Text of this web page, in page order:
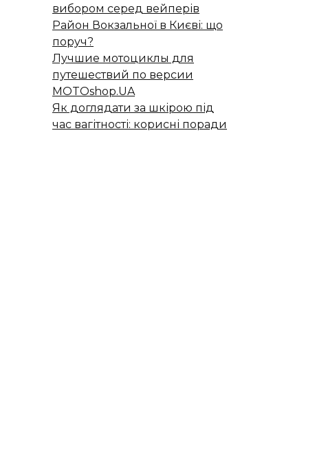
вибором серед вейперів
Район Вокзальної в Києві: що
поруч?
Лучшие мотоциклы для
путешествий по версии
MOTOshop.UA
Як доглядати за шкірою під
час вагітності: корисні поради